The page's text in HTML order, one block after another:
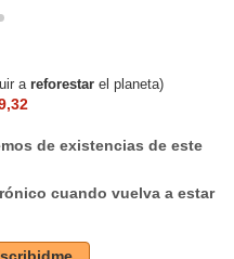
a reforestar el planeta)
de existencias de este
cuando vuelva a estar